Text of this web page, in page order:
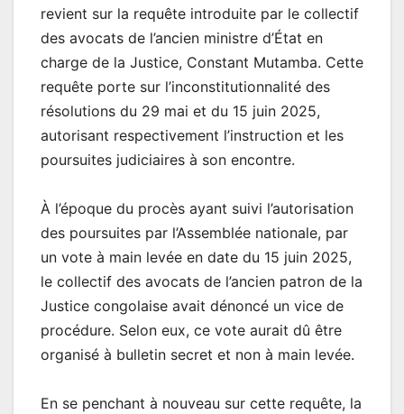
revient sur la requête introduite par le collectif
des avocats de l’ancien ministre d’État en
charge de la Justice, Constant Mutamba. Cette
requête porte sur l’inconstitutionnalité des
résolutions du 29 mai et du 15 juin 2025,
autorisant respectivement l’instruction et les
poursuites judiciaires à son encontre.
À l’époque du procès ayant suivi l’autorisation
des poursuites par l’Assemblée nationale, par
un vote à main levée en date du 15 juin 2025,
le collectif des avocats de l’ancien patron de la
Justice congolaise avait dénoncé un vice de
procédure. Selon eux, ce vote aurait dû être
organisé à bulletin secret et non à main levée.
En se penchant à nouveau sur cette requête, la